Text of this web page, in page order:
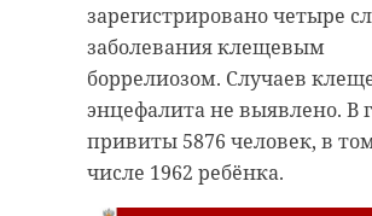
зарегистрировано четыре
заболевания клещевым
боррелиозом. Случаев
энцефалита не выявлено. В
привиты 5876 человек, в
числе 1962 ребёнка.
Затем на базе 56-го учебного
центра в Сертолово
открытие памятника
«Защитникам Отечества.
Группировка войск «Север».
представляет собой фигуры
аварийно-спасательная
гатчинский район
Поделиться статьей: